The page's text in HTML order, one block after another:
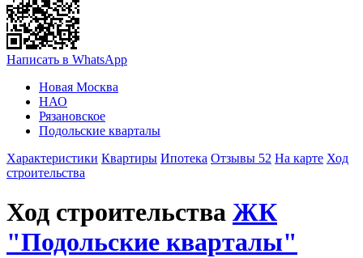
Написать в WhatsApp
Новая Москва
НАО
Рязановское
Подольские кварталы
Характеристики Квартиры Ипотека Отзывы 52 На карте Ход
строительства
Ход строительства ЖК
"Подольские кварталы"